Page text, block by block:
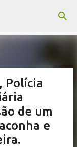
Polícia
de um
e